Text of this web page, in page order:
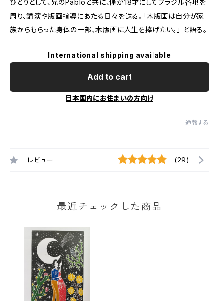
ひとりとして、兄のPabloと共に、僅か18才にしてブラジル各地を
周り、講演や版画指導にあたる日々を送る。「木版画は自分が家
族からもらった身体の一部、木版画に人生を捧げたい。」 と語る。
International shipping available
Add to cart
日本国内にお住まいの方向け
通報する
レビュー (29)
最近チェックした商品